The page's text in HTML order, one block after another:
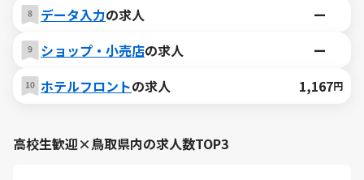
データ入力の求人
ー
ショップ・小売店の求人
ー
ホテルフロントの求人 1,167円
高校生歓迎×鳥取県内の求人数TOP3